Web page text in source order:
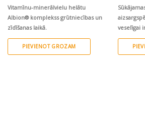
Vitamīnu-minerālvielu helātu
Albion® komplekss grūtniecības un
zīdīšanas laikā.
PIEVIENOT GROZAM
veselīgai